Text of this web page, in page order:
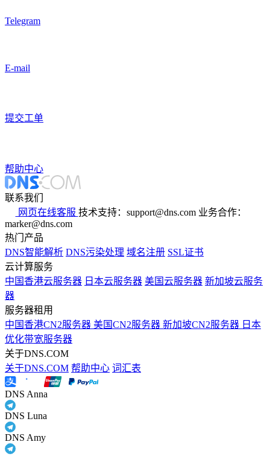
Telegram
E-mail
提交工单
帮助中心
联系我们
网页在线客服 技术支持：support@dns.com 业务合作：
marker@dns.com
热门产品
DNS智能解析 DNS污染处理 域名注册 SSL证书
云计算服务
中国香港云服务器 日本云服务器 美国云服务器 新加坡云服务
器
服务器租用
中国香港CN2服务器 美国CN2服务器 新加坡CN2服务器 日本
优化带宽服务器
关于DNS.COM
关于DNS.COM 帮助中心 词汇表
DNS Anna
DNS Luna
DNS Amy